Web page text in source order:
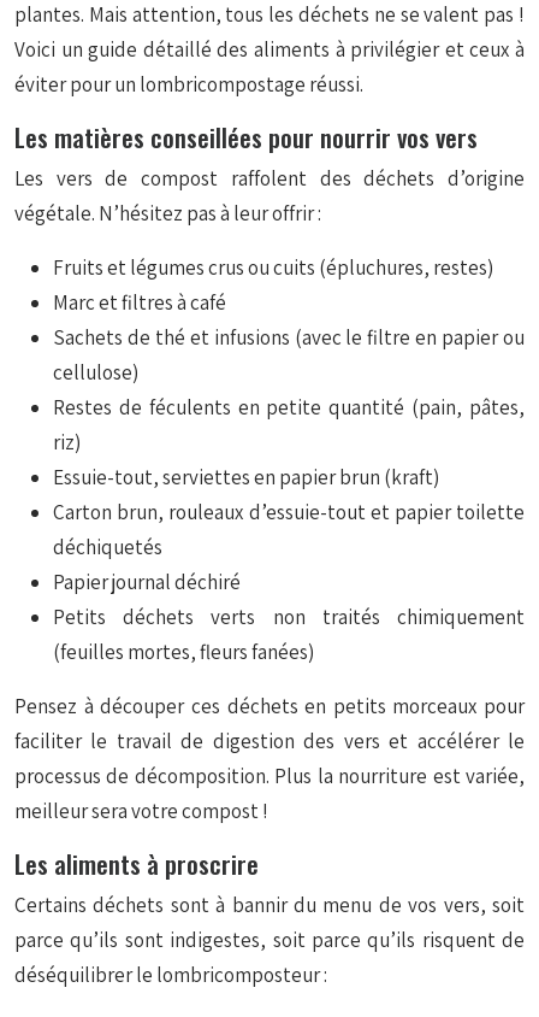
plantes. Mais attention, tous les déchets ne se valent pas !
Voici un guide détaillé des aliments à privilégier et ceux à
éviter pour un lombricompostage réussi.
Les matières conseillées pour nourrir vos vers
Les vers de compost raffolent des déchets d’origine
végétale. N’hésitez pas à leur offrir :
Fruits et légumes crus ou cuits (épluchures, restes)
Marc et filtres à café
Sachets de thé et infusions (avec le filtre en papier ou
cellulose)
Restes de féculents en petite quantité (pain, pâtes,
riz)
Essuie-tout, serviettes en papier brun (kraft)
Carton brun, rouleaux d’essuie-tout et papier toilette
déchiquetés
Papier journal déchiré
Petits déchets verts non traités chimiquement
(feuilles mortes, fleurs fanées)
Pensez à découper ces déchets en petits morceaux pour
faciliter le travail de digestion des vers et accélérer le
processus de décomposition. Plus la nourriture est variée,
meilleur sera votre compost !
Les aliments à proscrire
Certains déchets sont à bannir du menu de vos vers, soit
parce qu’ils sont indigestes, soit parce qu’ils risquent de
déséquilibrer le lombricomposteur :